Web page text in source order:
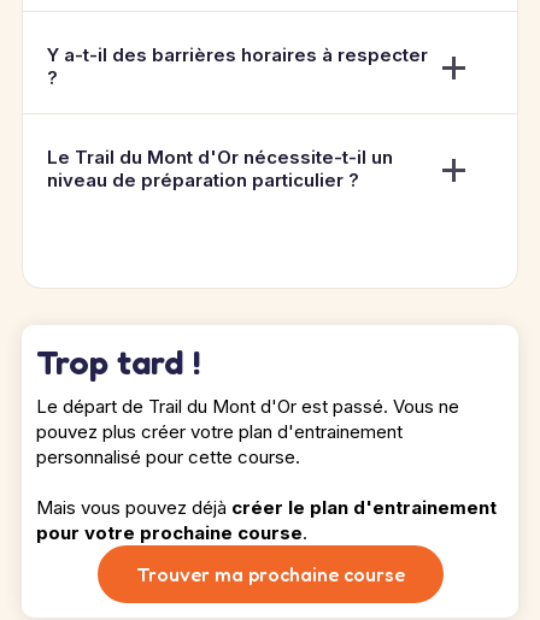
Y a-t-il des barrières horaires à respecter
?
Le Trail du Mont d'Or nécessite-t-il un
niveau de préparation particulier ?
Trop tard !
Le départ de Trail du Mont d'Or est passé. Vous ne
pouvez plus créer votre plan d'entrainement
personnalisé pour cette course.
Mais vous pouvez déjà créer le plan d'entrainement
pour votre prochaine course.
Trouver ma prochaine course